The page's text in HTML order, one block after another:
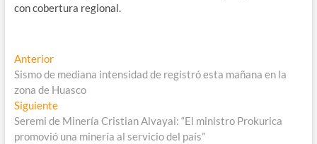
con cobertura regional.
Navegación
de
entradas
AnteriorEntrada
anterior:
Sismo de mediana intensidad de registró esta mañana en la
zona de Huasco
SiguienteEntrada
siguiente:
Seremi de Minería Cristian Alvayai: “El ministro Prokurica
promovió una minería al servicio del país”